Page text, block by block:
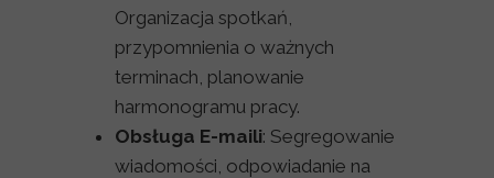
Organizacja spotkań,
przypomnienia o ważnych
terminach, planowanie
harmonogramu pracy.
Obsługa E-maili: Segregowanie
wiadomości, odpowiadanie na